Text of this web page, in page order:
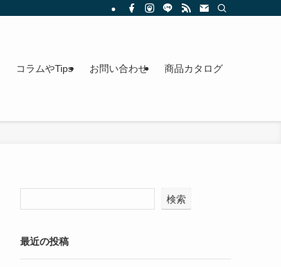
コラムやTips お問い合わせ 商品カタログ
検索
最近の投稿